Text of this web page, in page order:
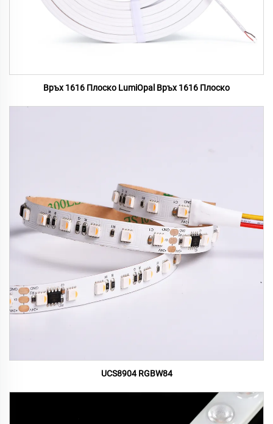
Връх 1616 Плоско LumiOpal Връх 1616 Плоско
UCS8904 RGBW84